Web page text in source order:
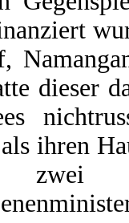
dieser
ihren